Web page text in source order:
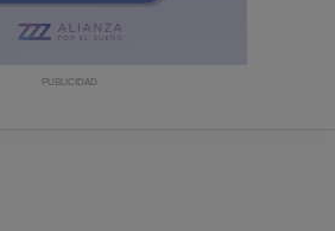
título meramente informativo,
PUBLICIDAD